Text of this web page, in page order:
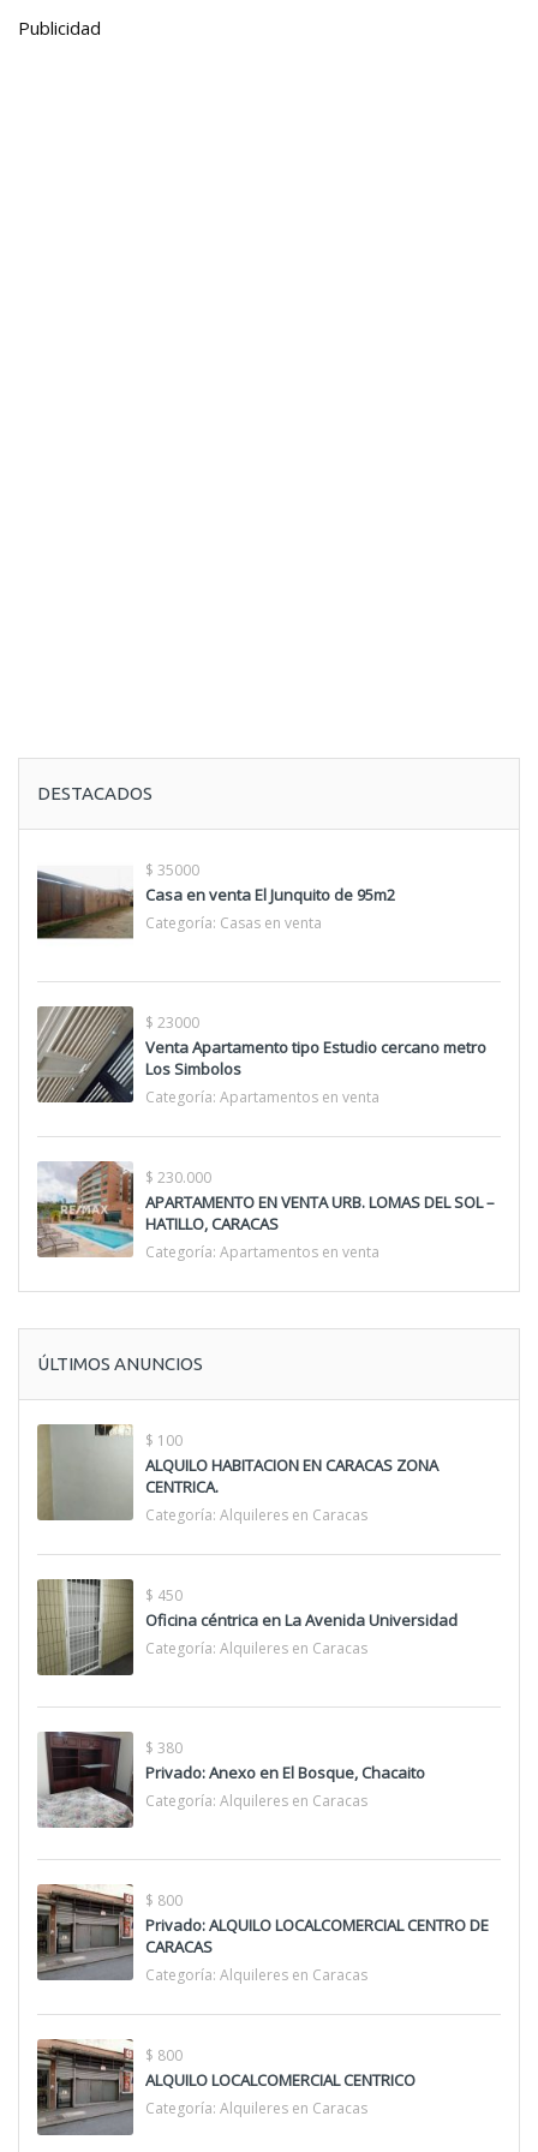
Publicidad
DESTACADOS
$ 35000
Casa en venta El Junquito de 95m2
Categoría: Casas en venta
$ 23000
Venta Apartamento tipo Estudio cercano metro
Los Simbolos
Categoría: Apartamentos en venta
$ 230.000
APARTAMENTO EN VENTA URB. LOMAS DEL SOL –
HATILLO, CARACAS
Categoría: Apartamentos en venta
ÚLTIMOS ANUNCIOS
$ 100
ALQUILO HABITACION EN CARACAS ZONA
CENTRICA.
Categoría: Alquileres en Caracas
$ 450
Oficina céntrica en La Avenida Universidad
Categoría: Alquileres en Caracas
$ 380
Privado: Anexo en El Bosque, Chacaito
Categoría: Alquileres en Caracas
$ 800
Privado: ALQUILO LOCALCOMERCIAL CENTRO DE
CARACAS
Categoría: Alquileres en Caracas
$ 800
ALQUILO LOCALCOMERCIAL CENTRICO
Categoría: Alquileres en Caracas